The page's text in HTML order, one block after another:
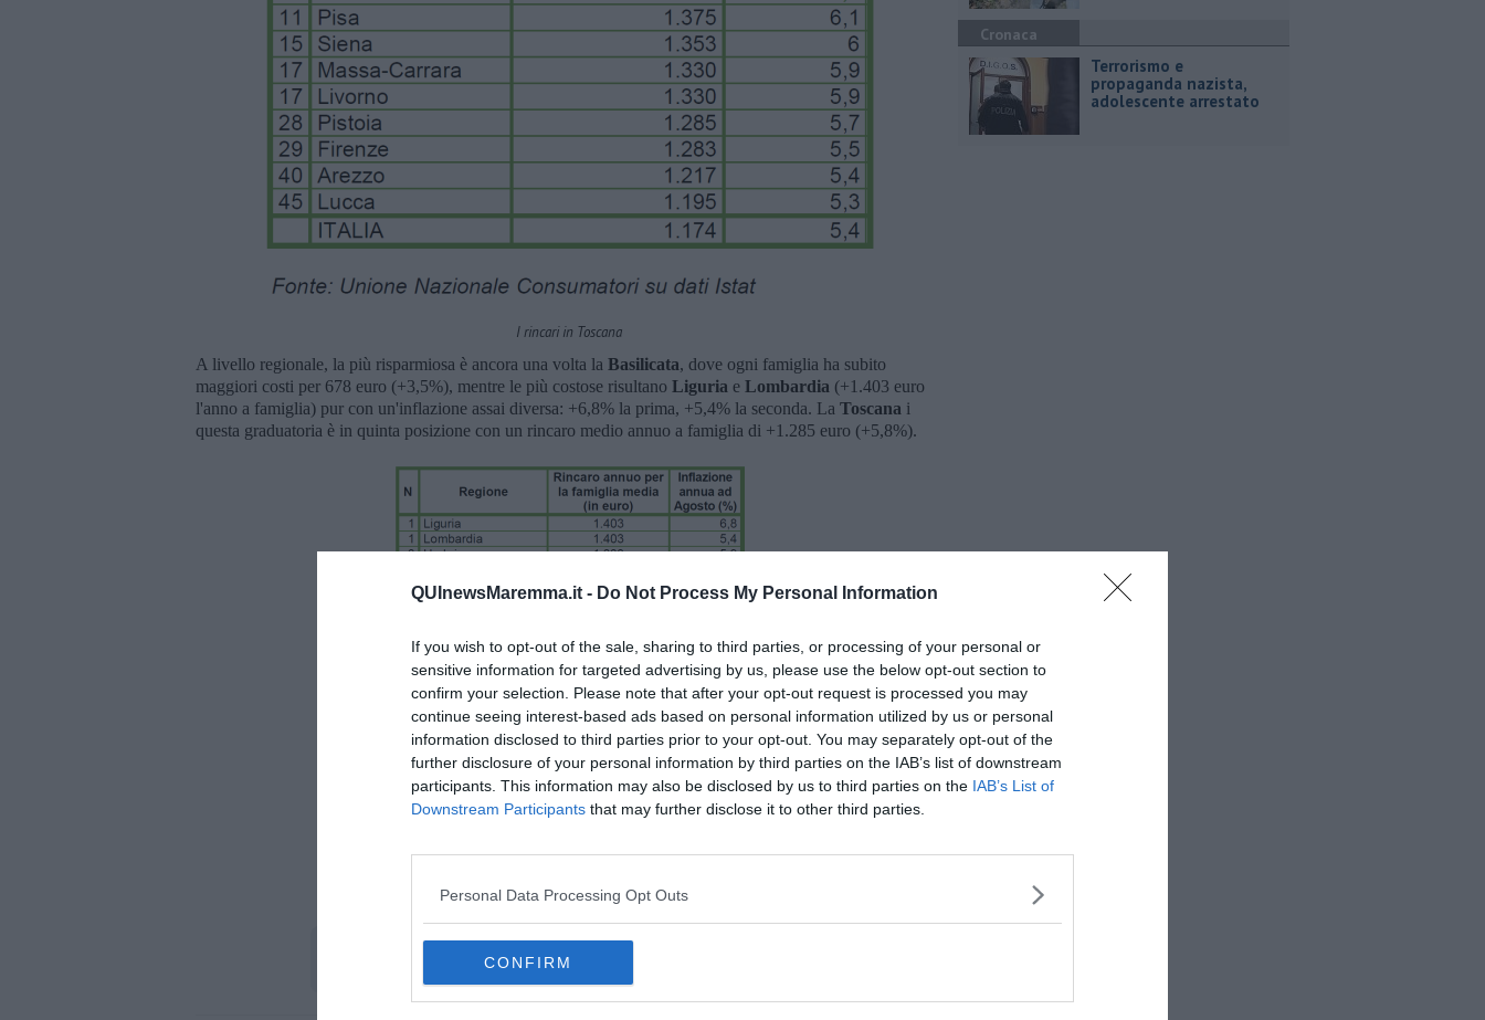
QUInewsMaremma.it - Do Not Process My Personal Information
If you wish to opt-out of the sale, sharing to third parties, or processing of your personal or
sensitive information for targeted advertising by us, please use the below opt-out section to
confirm your selection. Please note that after your opt-out request is processed you may
continue seeing interest-based ads based on personal information utilized by us or personal
information disclosed to third parties prior to your opt-out. You may separately opt-out of the
further disclosure of your personal information by third parties on the IAB’s list of downstream
participants. This information may also be disclosed by us to third parties on the IAB’s List of
Downstream Participants that may further disclose it to other third parties.
Personal Data Processing Opt Outs
CONFIRM
I rincari in Toscana
A livello regionale, la più risparmiosa è ancora una volta la Basilicata, dove ogni famiglia ha subito
maggiori costi per 678 euro (+3,5%), mentre le più costose risultano Liguria e Lombardia (+1.403 euro
l'anno a famiglia) pur con un'inflazione assai diversa: +6,8% la prima, +5,4% la seconda. La Toscana i
questa graduatoria è in quinta posizione con un rincaro medio annuo a famiglia di +1.285 euro (+5,8%).
I rincari in Italia regione per regione
Cronaca
Terrorismo e
propaganda nazista,
adolescente arrestato